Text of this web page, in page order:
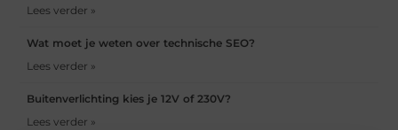
Lees verder »
Wat moet je weten over technische SEO?
Lees verder »
Buitenverlichting kies je 12V of 230V?
Lees verder »